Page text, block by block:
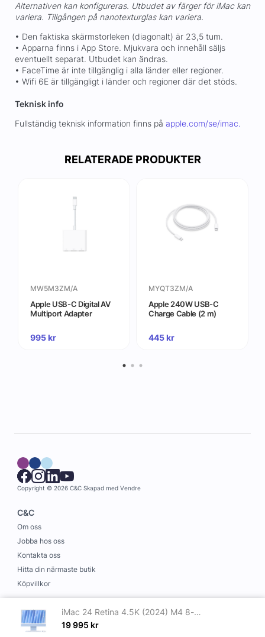
iMac 24 Retina 4.5K (2024) M4 8-core CPU, 8-core GPU/16GB/256GB SSD Blå
19 995 kr
Alternativen kan konfigureras. Utbudet av färger för iMac kan
variera. Tillgången på nanotexturglas kan variera.
• Den faktiska skärmstorleken (diagonalt) är 23,5 tum.
• Apparna finns i App Store. Mjukvara och innehåll säljs
eventuellt separat. Utbudet kan ändras.
• FaceTime är inte tillgänglig i alla länder eller regioner.
• Wifi 6E är tillgängligt i länder och regioner där det stöds.
Teknisk info
Fullständig teknisk information finns på apple.com/se/imac.
RELATERADE PRODUKTER
MW5M3ZM/A
Apple USB-C Digital AV
Multiport Adapter
995kr
MYQT3ZM/A
Apple 240W USB-C
Charge Cable (2 m)
445kr
Copyright © 2026 C&C Skapad med Vendre
C&C
Om oss
Jobba hos oss
Kontakta oss
Hitta din närmaste butik
Köpvillkor
Information
Leverans och betalning